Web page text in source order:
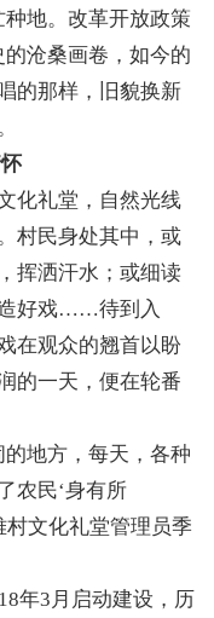
地。改革开放政策
沧桑画卷，如今的
的那样，旧貌换新
礼堂，自然光线
村民身处其中，或
挥洒汗水；或细读
好戏……待到入
在观众的翘首以盼
的一天，便在轮番
地方，每天，各种
农民‘身有所
村文化礼堂管理员季
3月启动建设，历